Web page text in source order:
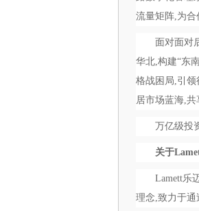
流量矩阵,为合
面对面对
华北,构建“东
格战困局,引领
居市场蓝海,共
万亿级投
关于
Lamett乐
理念,致力于通